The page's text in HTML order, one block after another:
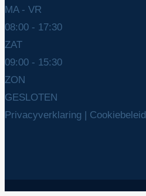
MA - VR
08:00 - 17:30
ZAT
09:00 - 15:30
ZON
GESLOTEN
Privacyverklaring | Cookiebeleid